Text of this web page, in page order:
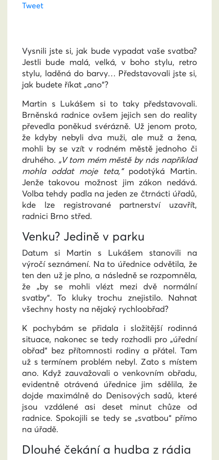
Tweet
Vysnili jste si, jak bude vypadat vaše svatba?
Jestli bude malá, velká, v boho stylu, retro
stylu, laděná do barvy… Představovali jste si,
jak budete říkat „ano“?
Martin s Lukášem si to taky představovali.
Brněnská radnice ovšem jejich sen do reality
převedla poněkud svérázně. Už jenom proto,
že kdyby nebyli dva muži, ale muž a žena,
mohli by se vzít v rodném městě jednoho či
druhého. „V tom mém městě by nás například
mohla oddat moje teta,“podotýká Martin.
Jenže takovou možnost jim zákon nedává.
Volba tehdy padla na jeden ze čtrnácti úřadů,
kde lze registrované partnerství uzavřít,
radnici Brno střed.
Venku? Jedině v parku
Datum si Martin s Lukášem stanovili na
výročí seznámení. Na to úřednice odvětila, že
ten den už je plno, a následně se rozpomněla,
že „by se mohli vlézt mezi dvě normální
svatby“. To kluky trochu znejistilo. Nahnat
všechny hosty na nějaký rychloobřad?
K pochybám se přidala i složitější rodinná
situace, nakonec se tedy rozhodli pro „úřední
obřad“ bez přítomnosti rodiny a přátel. Tam
už s termínem problém nebyl. Zato s místem
ano. Když zauvažovali o venkovním obřadu,
evidentně otrávená úřednice jim sdělila, že
dojde maximálně do Denisových sadů, které
jsou vzdálené asi deset minut chůze od
radnice. Spokojili se tedy se „svatbou“ přímo
na úřadě.
Dlouhé čekání a hudba z rádia